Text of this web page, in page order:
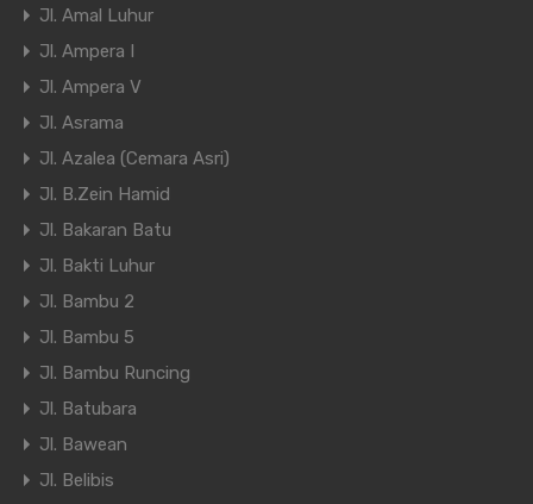
Jl. Amal Luhur
Jl. Ampera I
Jl. Ampera V
Jl. Asrama
Jl. Azalea (Cemara Asri)
Jl. B.Zein Hamid
Jl. Bakaran Batu
Jl. Bakti Luhur
Jl. Bambu 2
Jl. Bambu 5
Jl. Bambu Runcing
Jl. Batubara
Jl. Bawean
Jl. Belibis